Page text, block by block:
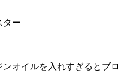
ター
ンオイルを入れすぎるとブ